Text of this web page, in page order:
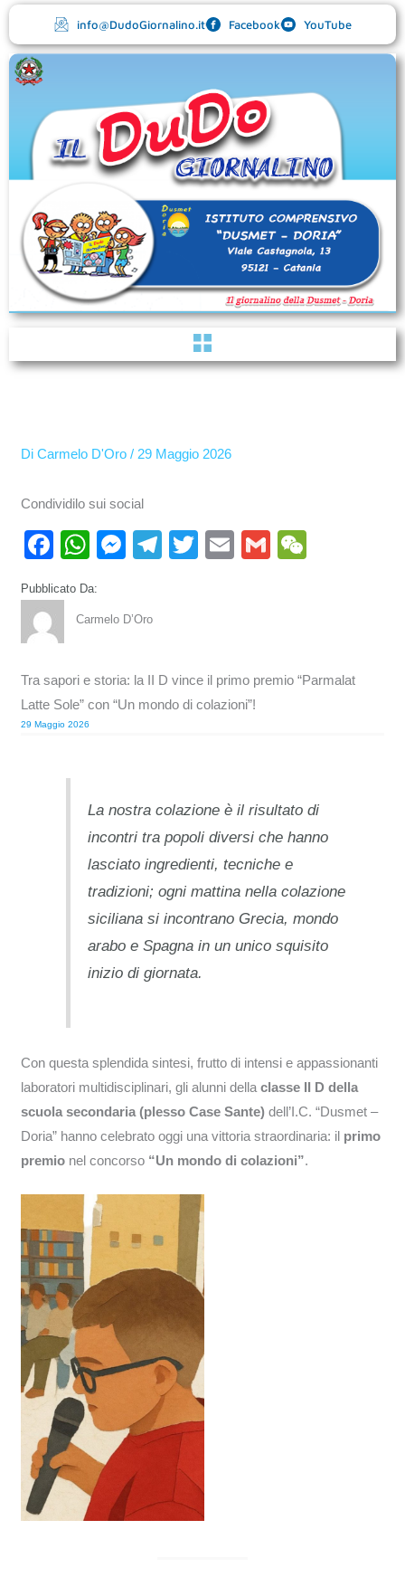
contenuto
info@DudoGiornalino.it Facebook YouTube
Menu
DiCarmelo D'Oro/ 29 Maggio 2026
Condividilo sui social
F
c
e
o
o
W
at
s
p
p
M
e
g
er
T
m
T
E
G
Pubblicato Da:
Carmelo D’Oro
Tra sapori e storia: la II D vince il primo premio “Parmalat
Latte Sole” con “Un mondo di colazioni”!
29 Maggio 2026
La nostra colazione è il risultato di
incontri tra popoli diversi che hanno
lasciato ingredienti, tecniche e
tradizioni; ogni mattina nella colazione
siciliana si incontrano Grecia, mondo
arabo e Spagna in un unico squisito
inizio di giornata.
Con questa splendida sintesi, frutto di intensi e appassionanti
laboratori multidisciplinari, gli alunni dellaclasse II D della
scuola secondaria (plesso Case Sante) dell’I.C. “Dusmet –
Doria” hanno celebrato oggi una vittoria straordinaria: il primo
premio nel concorso “Un mondo di colazioni”.
YouTube
Facebook